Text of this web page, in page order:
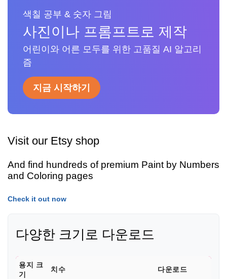
색칠 공부 & 숫자 그림
사진이나 프롬프트로 제작
어린이와 어른 모두를 위한 고품질 AI 알고리
즘
지금 시작하기
Visit our Etsy shop
And find hundreds of premium Paint by Numbers
and Coloring pages
Check it out now
다양한 크기로 다운로드
용지 크
기
치수 다운로드